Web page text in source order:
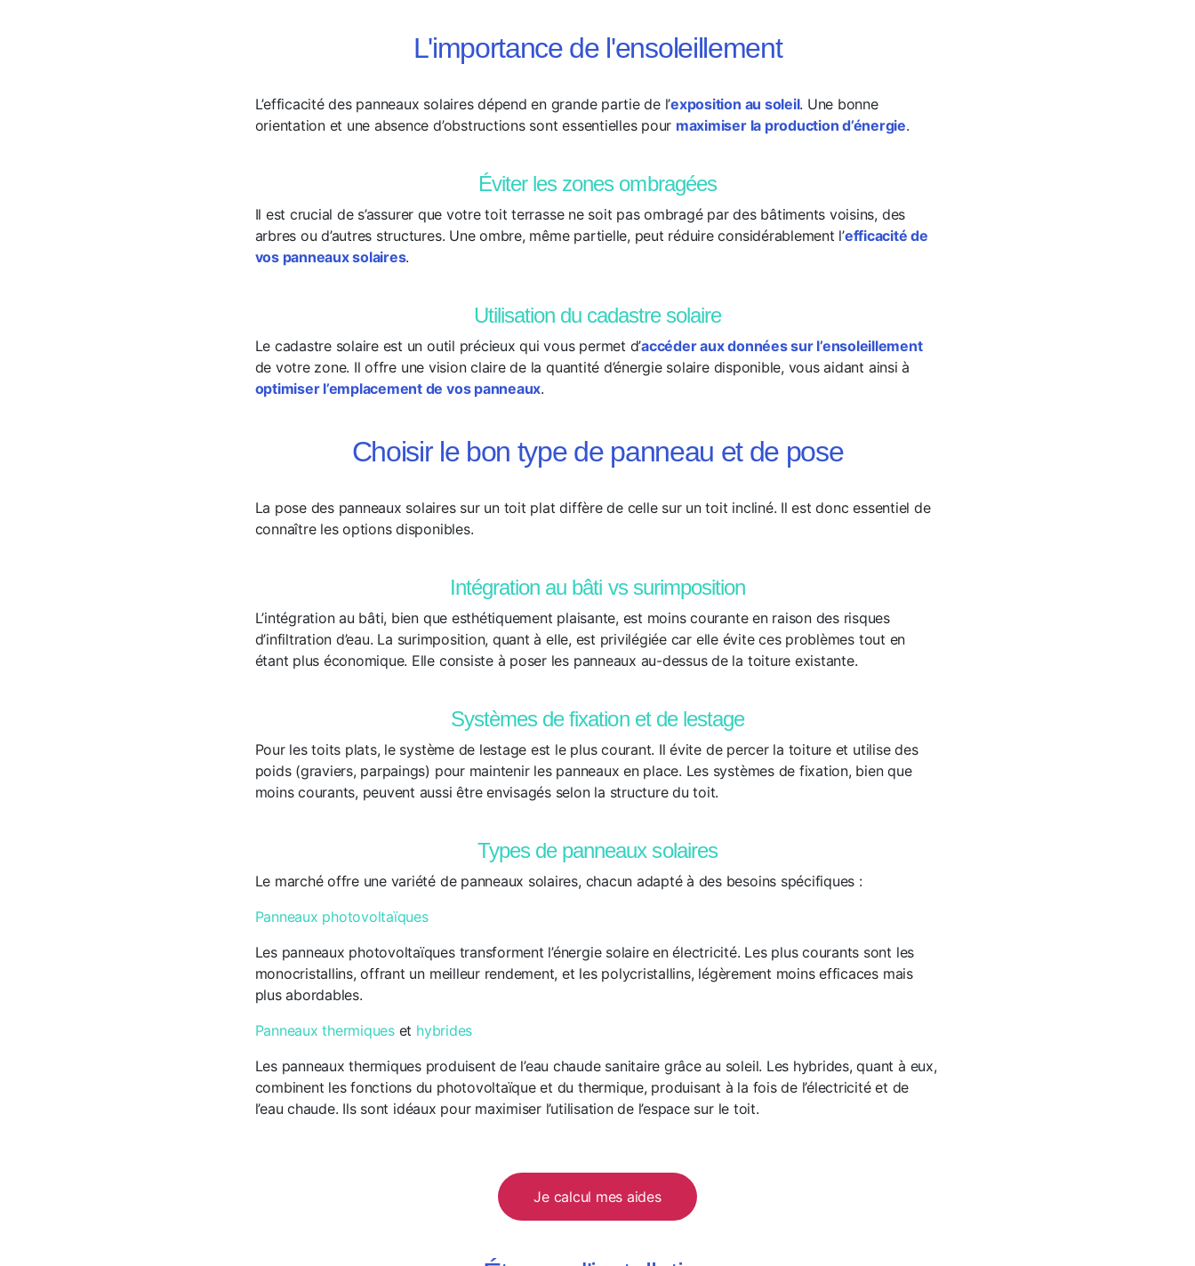
L'importance de l'ensoleillement
L’efficacité des panneaux solaires dépend en grande partie de l’exposition au soleil. Une bonne
orientation et une absence d’obstructions sont essentielles pour maximiser la production d’énergie.
Éviter les zones ombragées
Il est crucial de s’assurer que votre toit terrasse ne soit pas ombragé par des bâtiments voisins, des
arbres ou d’autres structures. Une ombre, même partielle, peut réduire considérablement l’efficacité de
vos panneaux solaires.
Utilisation du cadastre solaire
Le cadastre solaire est un outil précieux qui vous permet d’accéder aux données sur l’ensoleillement
de votre zone. Il offre une vision claire de la quantité d’énergie solaire disponible, vous aidant ainsi à
optimiser l’emplacement de vos panneaux.
Choisir le bon type de panneau et de pose
La pose des panneaux solaires sur un toit plat diffère de celle sur un toit incliné. Il est donc essentiel de
connaître les options disponibles.
Intégration au bâti vs surimposition
L’intégration au bâti, bien que esthétiquement plaisante, est moins courante en raison des risques
d’infiltration d’eau. La surimposition, quant à elle, est privilégiée car elle évite ces problèmes tout en
étant plus économique. Elle consiste à poser les panneaux au-dessus de la toiture existante.
Systèmes de fixation et de lestage
Pour les toits plats, le système de lestage est le plus courant. Il évite de percer la toiture et utilise des
poids (graviers, parpaings) pour maintenir les panneaux en place. Les systèmes de fixation, bien que
moins courants, peuvent aussi être envisagés selon la structure du toit.
Types de panneaux solaires
Le marché offre une variété de panneaux solaires, chacun adapté à des besoins spécifiques :
Panneaux photovoltaïques
Les panneaux photovoltaïques transforment l’énergie solaire en électricité. Les plus courants sont les
monocristallins, offrant un meilleur rendement, et les polycristallins, légèrement moins efficaces mais
plus abordables.
Panneaux thermiqueset hybrides
Les panneaux thermiques produisent de l’eau chaude sanitaire grâce au soleil. Les hybrides, quant à eux,
combinent les fonctions du photovoltaïque et du thermique, produisant à la fois de l’électricité et de
l’eau chaude. Ils sont idéaux pour maximiser l’utilisation de l’espace sur le toit.
Je calcul mes aides